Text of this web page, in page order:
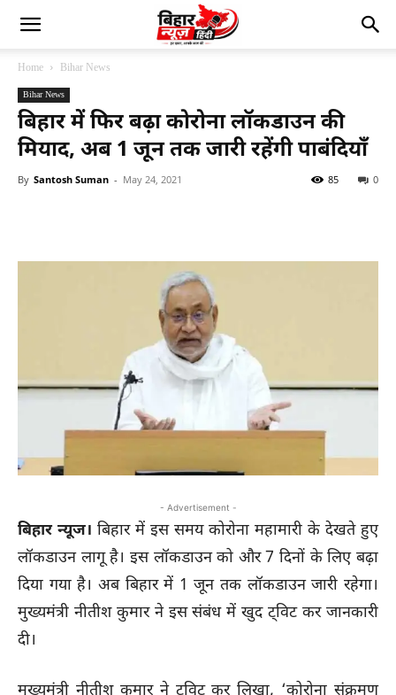
Home Bihar News
Bihar News
बिहार में फिर बढ़ा कोरोना लॉकडाउन की
मियाद, अब 1 जून तक जारी रहेंगी पाबंदियाँ
By Santosh Suman - May 24, 2021 0
85
- Advertisement -
बिहार न्यूज। बिहार में इस समय कोरोना महामारी के देखते हुए
लॉकडाउन लागू है। इस लॉकडाउन को और 7 दिनों के लिए बढ़ा
दिया गया है। अब बिहार में 1 जून तक लॉकडाउन जारी रहेगा।
मुख्यमंत्री नीतीश कुमार ने इस संबंध में खुद ट्विट कर जानकारी
दी।
मुख्यमंत्री नीतीश कुमार ने ट्विट कर लिखा, ‘कोरोना संक्रमण